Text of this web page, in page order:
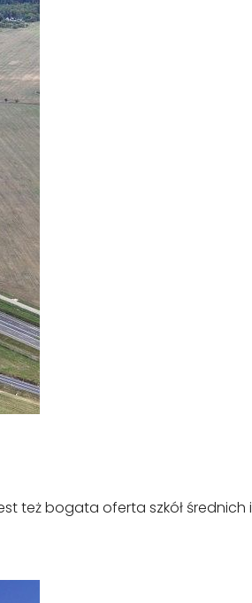
też bogata oferta szkół średnich i